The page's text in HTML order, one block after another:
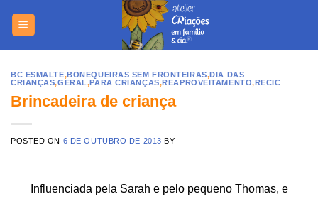
BC ESMALTE,BONEQUEIRAS SEM FRONTEIRAS,DIA DAS
CRIANÇAS,GERAL,PARA CRIANÇAS,REAPROVEITAMENTO,RECIC
Brincadeira de criança
POSTED ON 6 DE OUTUBRO DE 2013 BY
Influenciada pela Sarah e pelo pequeno Thomas, e